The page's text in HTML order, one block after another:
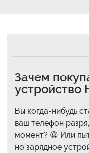
Зачем
устройство
Вы когда-нибудь
ваш телефон
момент? 😩 Или
но зарядное